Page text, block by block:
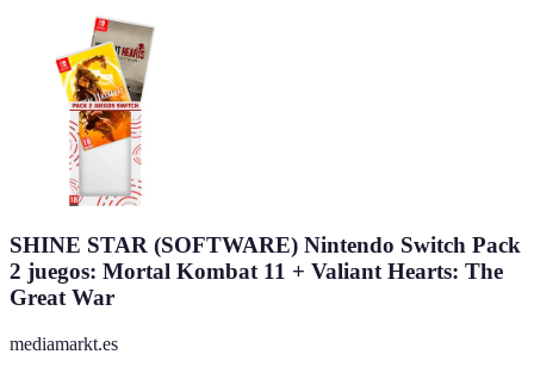
SHINE STAR (SOFTWARE) Nintendo Switch Pack
2 juegos: Mortal Kombat 11 + Valiant Hearts: The
Great War
mediamarkt.es